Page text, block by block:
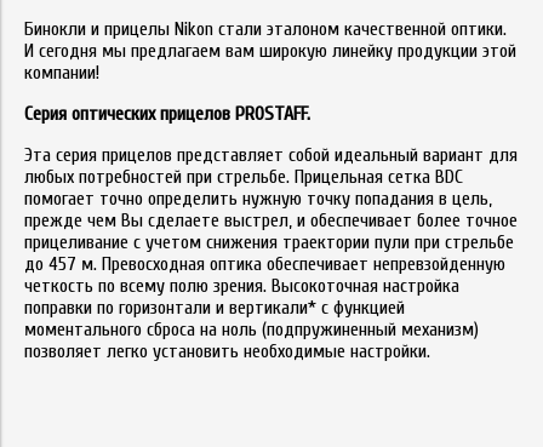
Бинокли и прицелы Nikon стали эталоном качественной оптики.
И сегодня мы предлагаем вам широкую линейку продукции этой
компании!
Серия оптических прицелов PROSTAFF.
Эта серия прицелов представляет собой идеальный вариант для
любых потребностей при стрельбе. Прицельная сетка BDC
помогает точно определить нужную точку попадания в цель,
прежде чем Вы сделаете выстрел, и обеспечивает более точное
прицеливание с учетом снижения траектории пули при стрельбе
до 457 м. Превосходная оптика обеспечивает непревзойденную
четкость по всему полю зрения. Высокоточная настройка
поправки по горизонтали и вертикали* с функцией
моментального сброса на ноль (подпружиненный механизм)
позволяет легко установить необходимые настройки.